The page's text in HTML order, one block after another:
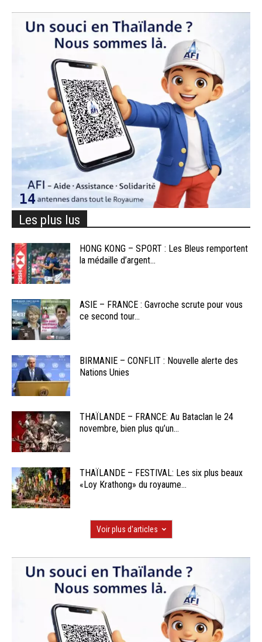
Les plus lus
HONG KONG – SPORT : Les Bleus remportent
la médaille d’argent...
ASIE – FRANCE : Gavroche scrute pour vous
ce second tour...
BIRMANIE – CONFLIT : Nouvelle alerte des
Nations Unies
THAÏLANDE – FRANCE: Au Bataclan le 24
novembre, bien plus qu’un...
THAÏLANDE – FESTIVAL: Les six plus beaux
«Loy Krathong» du royaume...
Voir plus d'articles